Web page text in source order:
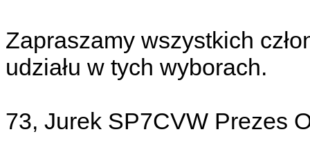
Zapraszamy wszystkich
udziału w tych wyborach.
73, Jurek SP7CVW Prezes